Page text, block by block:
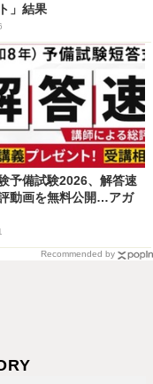
」結果
予備試験2026、解答速
動画を無料公開…アガ
Recommended by